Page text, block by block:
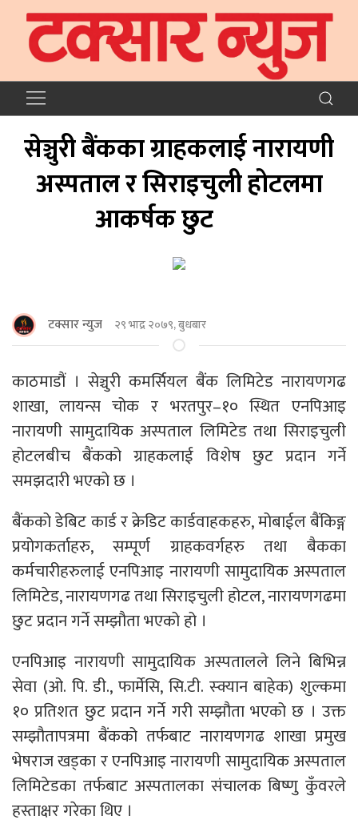
सेञ्चुरी बैंकका ग्राहकलाई नारायणी
अस्पताल र सिराइचुली होटलमा
आकर्षक छुट
टक्सार न्युज २९ भाद्र २०७९, बुधबार
काठमाडौं । सेञ्चुरी कमर्सियल बैंक लिमिटेड नारायणगढ
शाखा, लायन्स चोक र भरतपुर–१० स्थित एनपिआइ
नारायणी सामुदायिक अस्पताल लिमिटेड तथा सिराइचुली
होटलबीच बैंकको ग्राहकलाई विशेष छुट प्रदान गर्ने
समझदारी भएको छ ।
बैंकको डेबिट कार्ड र क्रेडिट कार्डवाहकहरु, मोबाईल बैंकिङ्ग
प्रयोगकर्ताहरु, सम्पूर्ण ग्राहकवर्गहरु तथा बैकका
कर्मचारीहरुलाई एनपिआइ नारायणी सामुदायिक अस्पताल
लिमिटेड, नारायणगढ तथा सिराइचुली होटल, नारायणगढमा
छुट प्रदान गर्ने सम्झौता भएको हो ।
एनपिआइ नारायणी सामुदायिक अस्पतालले लिने बिभिन्न
सेवा (ओ. पि. डी., फार्मेसि, सि.टी. स्क्यान बाहेक) शुल्कमा
१० प्रतिशत छुट प्रदान गर्ने गरी सम्झौता भएको छ । उक्त
सम्झौतापत्रमा बैंकको तर्फबाट नारायणगढ शाखा प्रमुख
भेषराज खड्का र एनपिआइ नारायणी सामुदायिक अस्पताल
लिमिटेडका तर्फबाट अस्पतालका संचालक बिष्णु कुँवरले
हस्ताक्षर गरेका थिए ।